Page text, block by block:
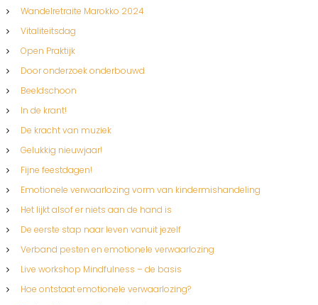
v
i
g
a
t
i
e
Wandelretraite Marokko 2024
Vitaliteitsdag
Open Praktijk
Door onderzoek onderbouwd
Beeldschoon
In de krant!
De kracht van muziek
Gelukkig nieuwjaar!
Fijne feestdagen!
Emotionele verwaarlozing vorm van kindermishandeling
Het lijkt alsof er niets aan de hand is
De eerste stap naar leven vanuit jezelf
Verband pesten en emotionele verwaarlozing
Live workshop Mindfulness – de basis
Hoe ontstaat emotionele verwaarlozing?